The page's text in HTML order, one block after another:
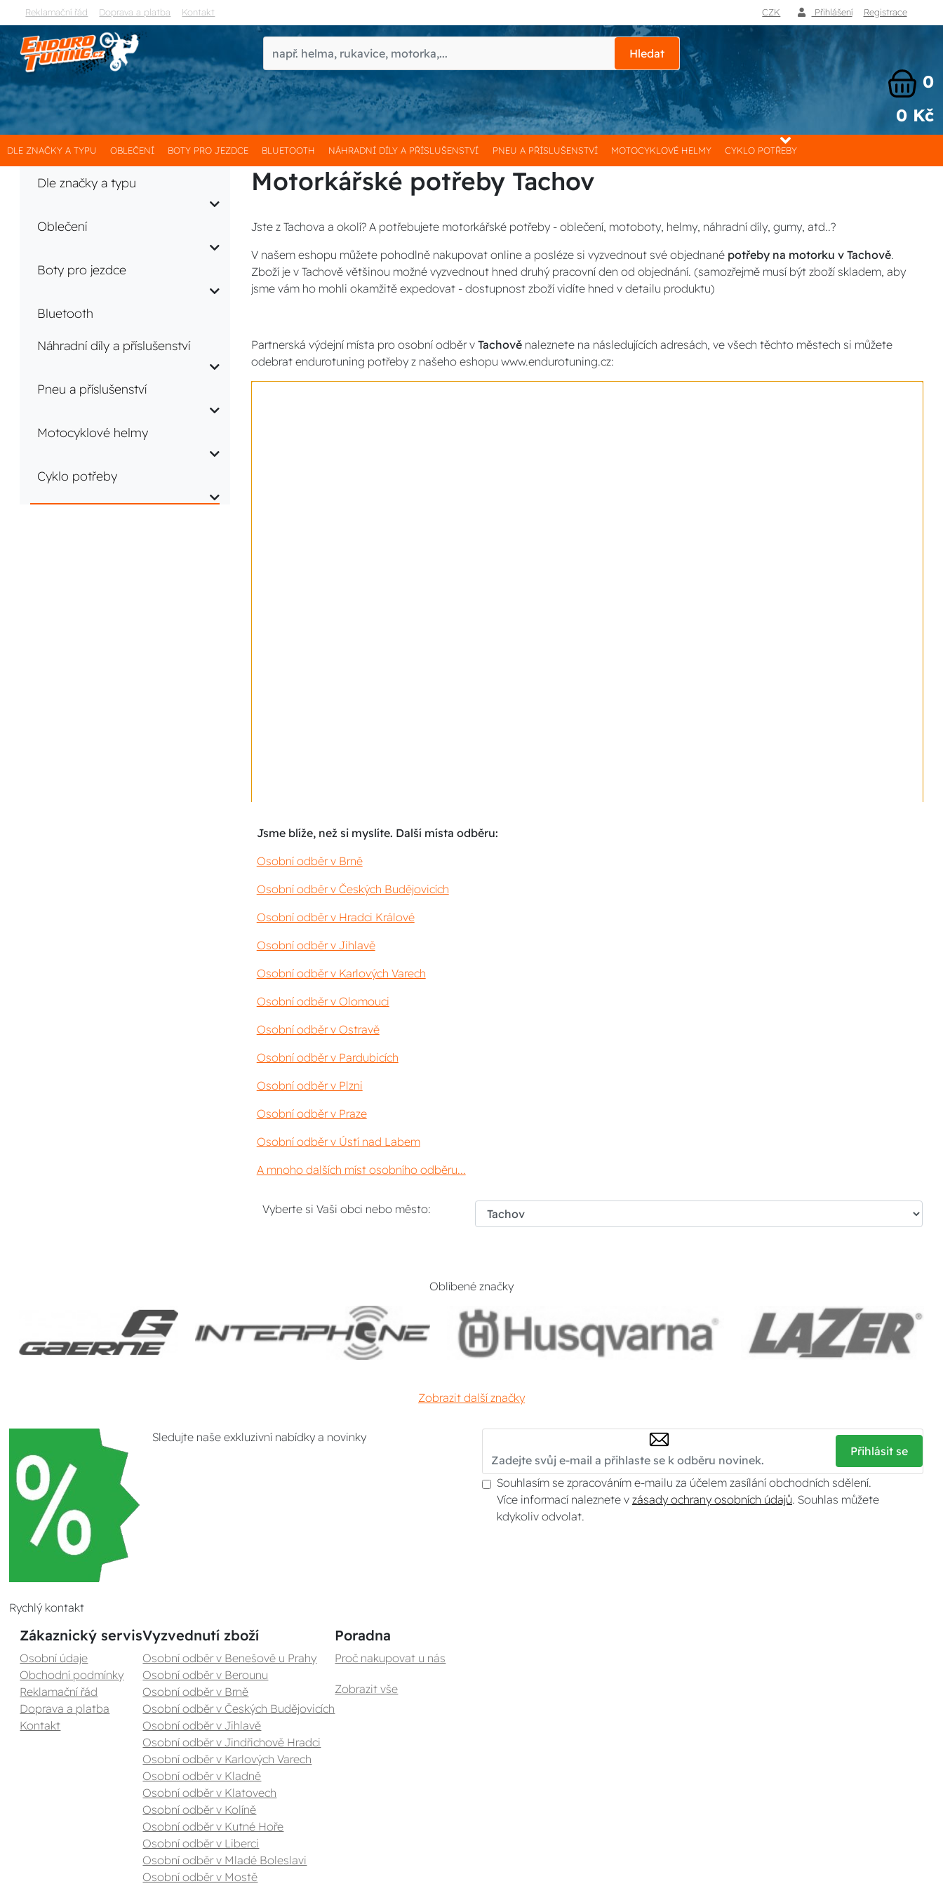
Reklamační řád Doprava a platba Kontakt CZK Přihlášení Registrace
Hledat
0
0 Kč
DLE ZNAČKY A TYPU OBLEČENÍ BOTY PRO JEZDCE BLUETOOTH NÁHRADNÍ DÍLY A PŘÍSLUŠENSTVÍ PNEU A PŘÍSLUŠENSTVÍ MOTOCYKLOVÉ HELMY CYKLO POTŘEBY
Dle značky a typu
Oblečení
Boty pro jezdce
Bluetooth
Náhradní díly a příslušenství
Pneu a příslušenství
Motocyklové helmy
Cyklo potřeby
Motorkářské potřeby Tachov
Jste z Tachova a okolí? A potřebujete motorkářské potřeby - oblečení, motoboty, helmy, náhradní díly, gumy, atd..?
V našem eshopu můžete pohodlně nakupovat online a posléze si vyzvednout své objednané potřeby na motorku v Tachově.
Zboží je v Tachově většinou možné vyzvednout hned druhý pracovní den od objednání. (samozřejmě musí být zboží skladem, aby
jsme vám ho mohli okamžitě expedovat - dostupnost zboží vidíte hned v detailu produktu)
Partnerská výdejní místa pro osobní odběr v Tachověnaleznete na následujících adresách, ve všech těchto městech si můžete
odebrat endurotuning potřeby z našeho eshopu www.endurotuning.cz:
Jsme blíže, než si myslíte. Další místa odběru:
Osobní odběr v Brně
Osobní odběr v Českých Budějovicích
Osobní odběr v Hradci Králové
Osobní odběr v Jihlavě
Osobní odběr v Karlových Varech
Osobní odběr v Olomouci
Osobní odběr v Ostravě
Osobní odběr v Pardubicích
Osobní odběr v Plzni
Osobní odběr v Praze
Osobní odběr v Ústí nad Labem
A mnoho dalších míst osobního odběru...
Vyberte si Vaši obci nebo město:
Oblíbené značky
Zobrazit další značky
Sledujte naše exkluzivní nabídky a novinky
Přihlásit se
Souhlasím se zpracováním e-mailu za účelem zasílání obchodních sdělení.
Více informací naleznete v zásady ochrany osobních údajů. Souhlas můžete
kdykoliv odvolat.
Rychlý kontakt
Zákaznický servis
Osobní údaje
Obchodní podmínky
Reklamační řád
Doprava a platba
Kontakt
Vyzvednutí zboží
Osobní odběr v Benešově u Prahy
Osobní odběr v Berounu
Osobní odběr v Brně
Osobní odběr v Českých Budějovicích
Osobní odběr v Jihlavě
Osobní odběr v Jindřichově Hradci
Osobní odběr v Karlových Varech
Osobní odběr v Kladně
Osobní odběr v Klatovech
Osobní odběr v Kolíně
Osobní odběr v Kutné Hoře
Osobní odběr v Liberci
Osobní odběr v Mladé Boleslavi
Osobní odběr v Mostě
Poradna
Proč nakupovat u nás
Zobrazit vše